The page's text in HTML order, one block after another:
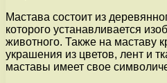
Мастава состоит из
которого устанавливается
животного. Также на маставу
украшения из цветов, лент и
маставы имеет свое